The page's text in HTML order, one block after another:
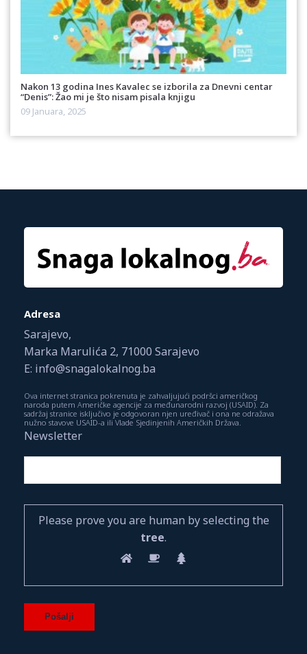
Nakon 13 godina Ines Kavalec se izborila za Dnevni centar
“Denis”: Žao mi je što nisam pisala knjigu
09 Januara, 2025
Adresa
Sarajevo,
Marka Marulića 2, 71000 Sarajevo
E: info@snagalokalnog.ba
Ova internet stranica pokrenuta je zahvaljujući podršci američkog
naroda putem Američke agencije za međunarodni razvoj (USAID). Za
sadržaj stranice isključivo je odgovoran njen uređivač i ona ne odražava
nužno stavove USAID-a ili Vlade Sjedinjenih Američkih Država.
Newsletter
Please prove you are human by selecting the
tree.